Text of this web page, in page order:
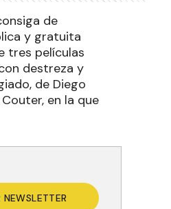
de
y gratuita
tres películas
destreza y
de Diego
en la que
NEWSLETTER